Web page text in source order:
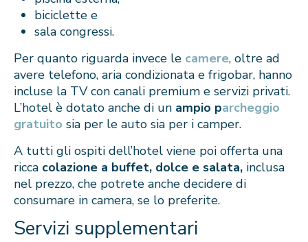
biciclette e
sala congressi.
Per quanto riguarda invece le camere, oltre ad
avere telefono, aria condizionata e frigobar, hanno
incluse la TV con canali premium e servizi privati.
L’hotel è dotato anche di un ampio parcheggio
gratuito sia per le auto sia per i camper.
A tutti gli ospiti dell’hotel viene poi offerta una
ricca colazione a buffet, dolce e salata, inclusa
nel prezzo, che potrete anche decidere di
consumare in camera, se lo preferite.
Servizi supplementari